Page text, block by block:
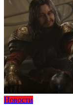
Новости